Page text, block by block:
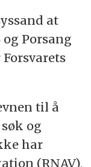
at
Porsang
til å
og
har
(RNAV),